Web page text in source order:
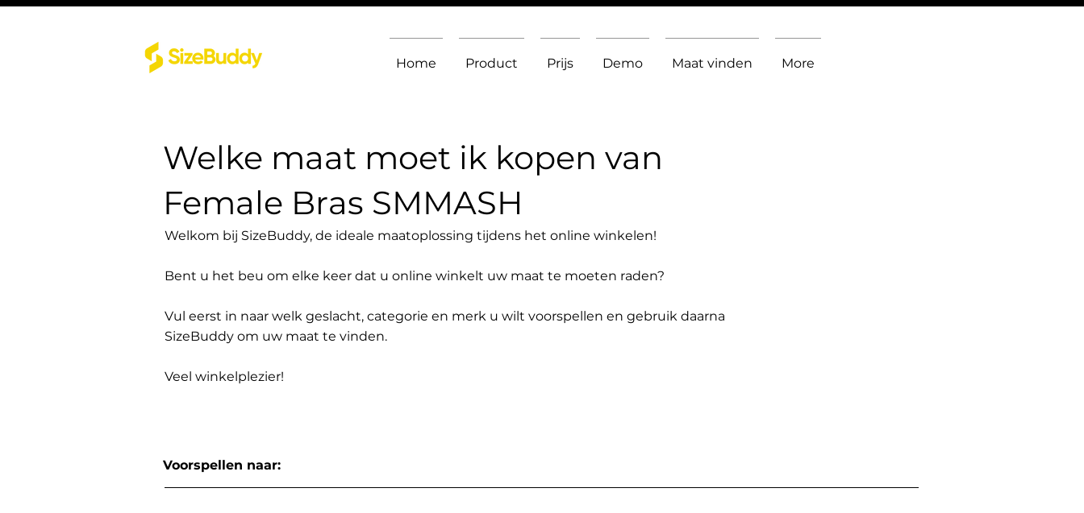
Home Product Prijs Demo Maat vinden More
Welke maat moet ik kopen van
Female Bras SMMASH
Welkom bij SizeBuddy, de ideale maatoplossing tijdens het online winkelen!
Bent u het beu om elke keer dat u online winkelt uw maat te moeten raden?
Vul eerst in naar welk geslacht, categorie en merk u wilt voorspellen en gebruik daarna
SizeBuddy om uw maat te vinden.
Veel winkelplezier!
Voorspellen naar: